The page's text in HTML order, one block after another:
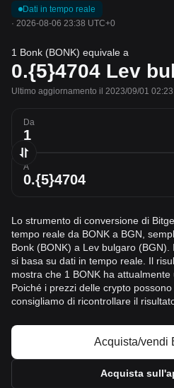
Dati in tempo reale
· 2026-08-06 23:38 UTC+0
1 Bonk (BONK) equivale a
0.{5}4704 Lev
Ultimo aggiornamento il 2023/09/01
Da
A
Lo strumento di conversione di
tempo reale da BONK a BGN,
Bonk (BONK) a Lev bulgaro
si basa su dati in tempo reale. Il
mostra che 1 BONK ha attualmente
Poiché i prezzi delle crypto
consigliamo di ricontrollare il
Acquista/vendi
Acquista